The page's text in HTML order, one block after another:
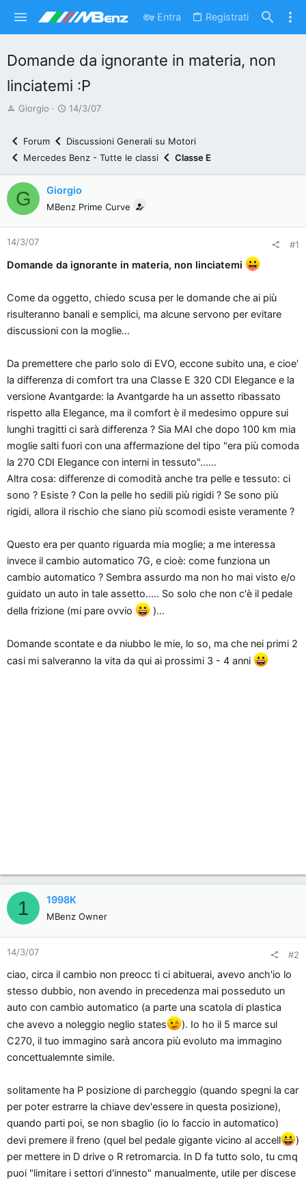
Entra Registrati
Domande da ignorante in materia, non
linciatemi :P
A
e
d
i
s
c
i
o
n
Giorgio
D
t
a
i
n
i
14/3/07
Forum
Discussioni Generali su Motori
Mercedes Benz - Tutte le classi
Classe E
G Giorgio
MBenz Prime Curve
14/3/07 #1
Domande da ignorante in materia, non linciatemi
Come da oggetto, chiedo scusa per le domande che ai più
risulteranno banali e semplici, ma alcune servono per evitare
discussioni con la moglie...
Da premettere che parlo solo di EVO, eccone subito una, e cioe'
la differenza di comfort tra una Classe E 320 CDI Elegance e la
versione Avantgarde: la Avantgarde ha un assetto ribassato
rispetto alla Elegance, ma il comfort è il medesimo oppure sui
lunghi tragitti ci sarà differenza ? Sia MAI che dopo 100 km mia
moglie salti fuori con una affermazione del tipo "era più comoda
la 270 CDI Elegance con interni in tessuto"......
Altra cosa: differenze di comodità anche tra pelle e tessuto: ci
sono ? Esiste ? Con la pelle ho sedili più rigidi ? Se sono più
rigidi, allora il rischio che siano più scomodi esiste veramente ?
Questo era per quanto riguarda mia moglie; a me interessa
invece il cambio automatico 7G, e cioè: come funziona un
cambio automatico ? Sembra assurdo ma non ho mai visto e/o
guidato un auto in tale assetto..... So solo che non c'è il pedale
della frizione (mi pare ovvio
)...
Domande scontate e da niubbo le mie, lo so, ma che nei primi 2
casi mi salveranno la vita da qui ai prossimi 3 - 4 anni
1 1998K
MBenz Owner
14/3/07 #2
ciao, circa il cambio non preocc ti ci abituerai, avevo anch'io lo
stesso dubbio, non avendo in precedenza mai posseduto un
auto con cambio automatico (a parte una scatola di plastica
che avevo a noleggio neglio states
). Io ho il 5 marce sul
C270, il tuo immagino sarà ancora più evoluto ma immagino
concettualemnte simile.
solitamente ha P posizione di parcheggio (quando spegni la car
per poter estrarre la chiave dev'essere in questa posizione),
quando parti poi, se non sbaglio (io lo faccio in automatico)
devi premere il freno (quel bel pedale gigante vicino al accell
)
per mettere in D drive o R retromarcia. In D fa tutto solo, tu cmq
puoi "limitare i settori d'innesto" manualmente, utile per discese